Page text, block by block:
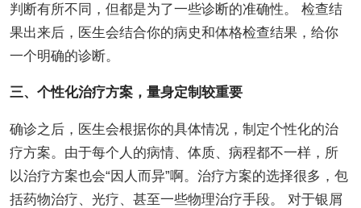
判断有所不同，但都是为了一些诊断的准确性。 检查结
果出来后，医生会结合你的病史和体格检查结果，给你
一个明确的诊断。
三、个性化治疗方案，量身定制较重要
确诊之后，医生会根据你的具体情况，制定个性化的治
疗方案。由于每个人的病情、体质、病程都不一样，所
以治疗方案也会“因人而异”啊。治疗方案的选择很多，包
括药物治疗、光疗、甚至一些物理治疗手段。 对于银屑